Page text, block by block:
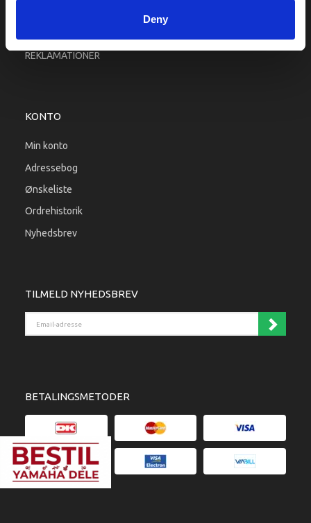
Deny
REKLAMATIONER
KONTO
Min konto
Adressebog
Ønskeliste
Ordrehistorik
Nyhedsbrev
TILMELD NYHEDSBREV
BETALINGSMETODER